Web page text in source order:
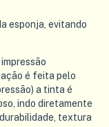
esponja, evitando
é feita pelo
a tinta é
indo diretamente
textura